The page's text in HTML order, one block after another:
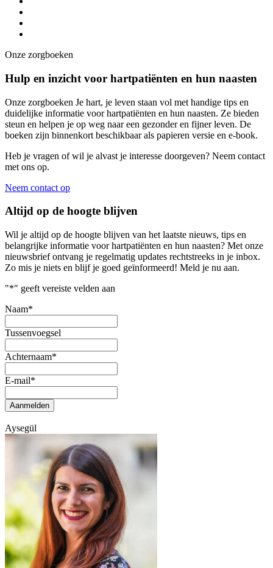
Onze zorgboeken
Hulp en inzicht voor hartpatiënten en hun naasten
Onze zorgboeken Je hart, je leven staan vol met handige tips en
duidelijke informatie voor hartpatiënten en hun naasten. Ze bieden
steun en helpen je op weg naar een gezonder en fijner leven. De
boeken zijn binnenkort beschikbaar als papieren versie en e-book.
Heb je vragen of wil je alvast je interesse doorgeven? Neem contact
met ons op.
Neem contact op
Altijd op de hoogte blijven
Wil je altijd op de hoogte blijven van het laatste nieuws, tips en
belangrijke informatie voor hartpatiënten en hun naasten? Met onze
nieuwsbrief ontvang je regelmatig updates rechtstreeks in je inbox.
Zo mis je niets en blijf je goed geïnformeerd! Meld je nu aan.
"*" geeft vereiste velden aan
Naam*
Tussenvoegsel
Achternaam*
E-mail*
Aanmelden
Aysegül